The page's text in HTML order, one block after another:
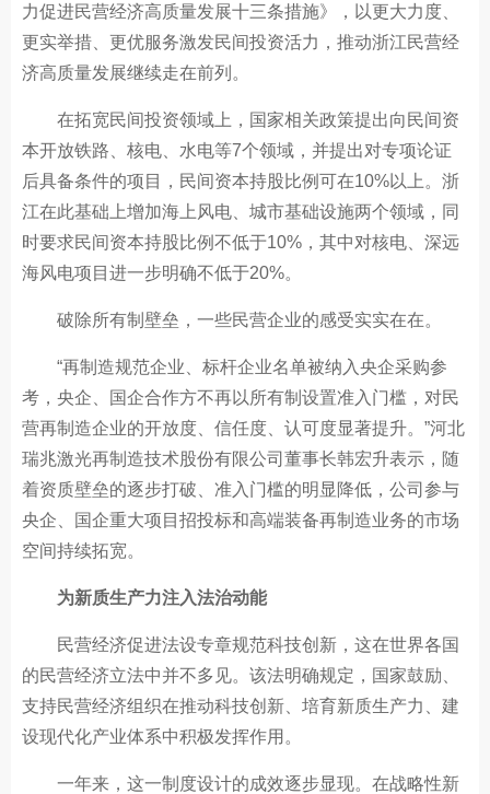
力促进民营经济高质量发展十三条措施》，以更大力度、
更实举措、更优服务激发民间投资活力，推动浙江民营经
济高质量发展继续走在前列。
在拓宽民间投资领域上，国家相关政策提出向民间资
本开放铁路、核电、水电等7个领域，并提出对专项论证
后具备条件的项目，民间资本持股比例可在10%以上。浙
江在此基础上增加海上风电、城市基础设施两个领域，同
时要求民间资本持股比例不低于10%，其中对核电、深远
海风电项目进一步明确不低于20%。
破除所有制壁垒，一些民营企业的感受实实在在。
“再制造规范企业、标杆企业名单被纳入央企采购参
考，央企、国企合作方不再以所有制设置准入门槛，对民
营再制造企业的开放度、信任度、认可度显著提升。”河北
瑞兆激光再制造技术股份有限公司董事长韩宏升表示，随
着资质壁垒的逐步打破、准入门槛的明显降低，公司参与
央企、国企重大项目招投标和高端装备再制造业务的市场
空间持续拓宽。
为新质生产力注入法治动能
民营经济促进法设专章规范科技创新，这在世界各国
的民营经济立法中并不多见。该法明确规定，国家鼓励、
支持民营经济组织在推动科技创新、培育新质生产力、建
设现代化产业体系中积极发挥作用。
一年来，这一制度设计的成效逐步显现。在战略性新